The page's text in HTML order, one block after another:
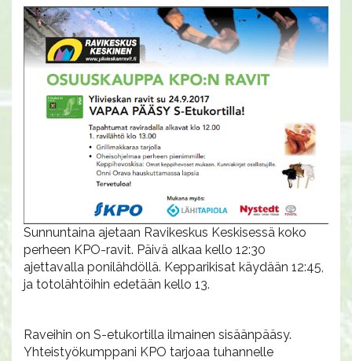
Sunnuntaina ajetaan Ravikeskus Keskisessä koko
perheen KPO-ravit. Päivä alkaa kello 12:30
ajettavalla ponilähdöllä. Kepparikisat käydään 12:45,
ja totolähtöihin edetään kello 13.
Raveihin on S-etukortilla ilmainen sisäänpääsy.
Yhteistyökumppani KPO tarjoaa tuhannelle